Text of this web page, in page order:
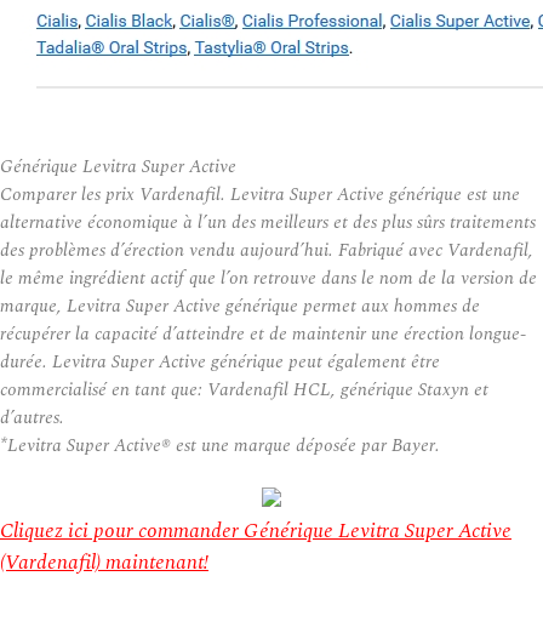
Générique Levitra Super Active
Comparer les prix Vardenafil. Levitra Super Active générique est une
alternative économique à l’un des meilleurs et des plus sûrs traitements
des problèmes d’érection vendu aujourd’hui. Fabriqué avec Vardenafil,
le même ingrédient actif que l’on retrouve dans le nom de la version de
marque, Levitra Super Active générique permet aux hommes de
récupérer la capacité d’atteindre et de maintenir une érection longue-
durée. Levitra Super Active générique peut également être
commercialisé en tant que: Vardenafil HCL, générique Staxyn et
d’autres.
*Levitra Super Active® est une marque déposée par Bayer.
Cliquez ici pour commander Générique Levitra Super Active
(Vardenafil) maintenant!